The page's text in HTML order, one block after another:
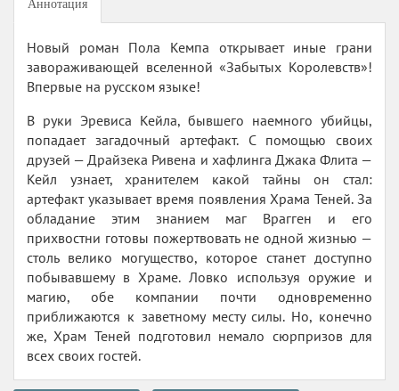
Аннотация
Новый роман Пола Кемпа открывает иные грани
завораживающей вселенной «Забытых Королевств»!
Впервые на русском языке!
В руки Эревиса Кейла, бывшего наемного убийцы,
попадает загадочный артефакт. С помощью своих
друзей — Драйзека Ривена и хафлинга Джака Флита —
Кейл узнает, хранителем какой тайны он стал:
артефакт указывает время появления Храма Теней. За
обладание этим знанием маг Врагген и его
прихвостни готовы пожертвовать не одной жизнью —
столь велико могущество, которое станет доступно
побывавшему в Храме. Ловко используя оружие и
магию, обе компании почти одновременно
приближаются к заветному месту силы. Но, конечно
же, Храм Теней подготовил немало сюрпризов для
всех своих гостей.